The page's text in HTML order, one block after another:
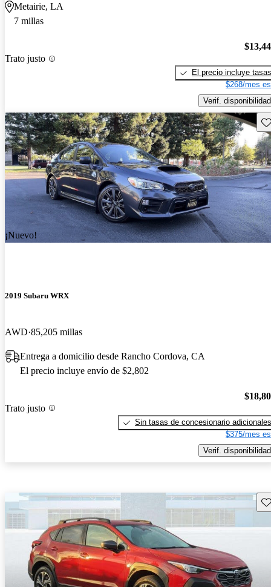
Metairie, LA
7 millas
Trato justo
El precio incluye tasas
$268/mes
Verif. disponibilidad
¡Nuevo!
2019 Subaru WRX
AWD 85,205 millas
Entrega a domicilio desde Rancho Cordova, CA
El precio incluye envío de $2,802
Trato justo
Sin tasas de concesionario adicionales
$375/mes
Verif. disponibilidad